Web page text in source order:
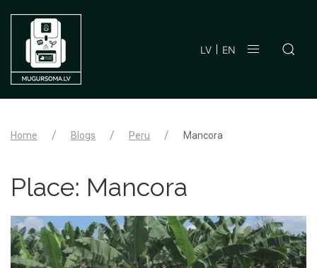
LV EN
Home Blogs Peru Mancora
Place: Mancora